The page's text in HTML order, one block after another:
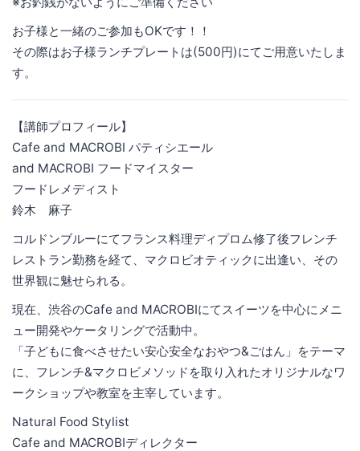
お子様と一緒のご参加もOKです！！
その際はお子様ランチプレートは(500円)にてご用意いたしま
す。
【講師プロフィール】
Cafe and MACROBI パティシエール
and MACROBI フードマイスター
フードレメディスト
鈴木 麻子
コルドンブルーにてフランス料理ディプロム修了後フレンチ
レストラン勤務を経て、マクロビオティックに出逢い、その
世界観に魅せられる。
現在、渋谷のCafe and MACROBIにてスイーツを中心にメニ
ュー開発やケータリングで活動中。
「子どもに食べさせたい安心安全なおやつ&ごはん」をテーマ
に、フレンチ&マクロビメソッドを取り入れたオリジナルなワ
ークショップや教室を主宰しています。
Natural Food Stylist
Cafe and MACROBIディレクター